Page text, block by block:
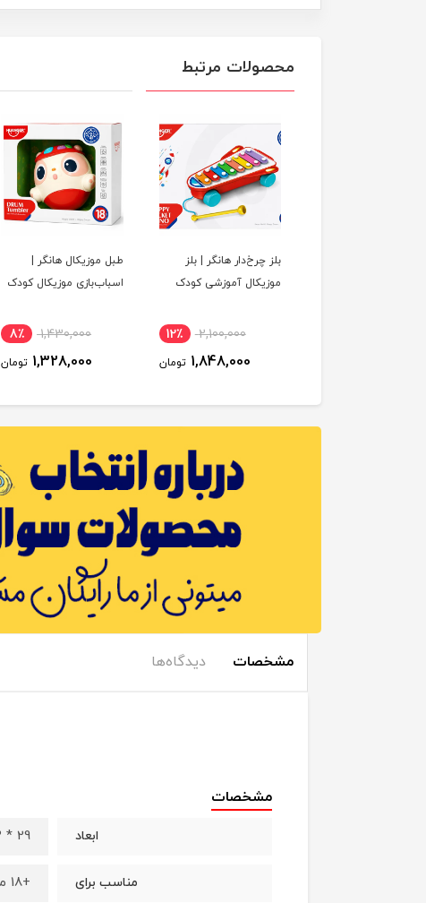
محصولات مرتبط
بلز چرخ‌دار هانگر | بلز
موزیکال آموزشی کودک
2,100,000 12٪
1,848,000 تومان
طبل موزیکال هانگر |
اسباب‌بازی موزیکال کودک
1,430,000 8٪
1,328,000 تومان
مشخصات دیدگاه‌ها
مشخصات
ابعاد 29 * 22 * 11 سانتی متر
مناسب برای +18 ماه